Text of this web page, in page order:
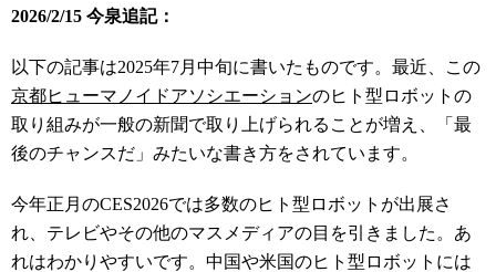
2026/2/15 今泉追記：
以下の記事は2025年7月中旬に書いたものです。最近、この
京都ヒューマノイドアソシエーションのヒト型ロボットの
取り組みが一般の新聞で取り上げられることが増え、「最
後のチャンスだ」みたいな書き方をされています。
今年正月のCES2026では多数のヒト型ロボットが出展さ
れ、テレビやその他のマスメディアの目を引きました。あ
れはわかりやすいです。中国や米国のヒト型ロボットには